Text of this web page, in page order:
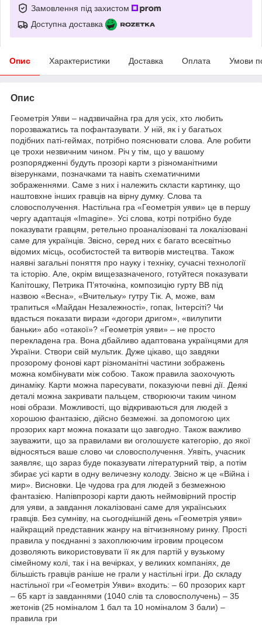
Замовлення під захистом
Доступна доставка
Опис Характеристики Доставка Оплата Умови
Опис
Геометрія Уяви – надзвичайна гра для усіх, хто любить
порозважатись та пофантазувати. У ній, як і у багатьох
подібних паті-геймах, потрібно пояснювати слова. Але робити
це трохи незвичним чином. Річ у тім, що у вашому
розпорядженні будуть прозорі карти з різноманітними
візерунками, позначками та навіть схематичними
зображеннями. Саме з них і належить скласти картинку, що
наштовхне інших гравців на вірну думку. Слова та
словосполучення. Настільна гра «Геометрія уяви» це в першу
чергу адаптація «Imagine». Усі слова, котрі потрібно буде
показувати гравцям, ретельно проаналізовані та локалізовані
саме для українців. Звісно, серед них є багато всесвітньо
відомих місць, особистостей та витворів мистецтва. Також
наявні загальні поняття про науку і техніку, сучасні технології
та історію. Але, окрім вищезазначеного, готуйтеся показувати
Капітошку, Петрика П’яточкіна, композицію гурту ВВ під
назвою «Весна», «Вчительку» гутру Тік. А, може, вам
трапиться «Майдан Незалежності», гопак, Інтерсіті? Чи
вдасться показати вирази «догори дригом», «вилупити
баньки» або «отакої»? «Геометрія уяви» – не просто
перекладена гра. Вона дбайливо адаптована українцями для
України. Створи свій мультик. Дуже цікаво, що завдяки
прозорому фонові карт різноманітні частини зображень
можна комбінувати між собою. Також правила заохочують
динаміку. Карти можна паресувати, показуючи певні дії. Деякі
деталі можна закривати пальцем, створюючи таким чином
нові образи. Можливості, що відкриваються для людей з
хорошою фантазією, дійсно безмежні. за допомогою цих
прозорих карт можна показати що завгодно. Також важливо
зауважити, що за правилами ви оголошуєте категорію, до якої
відносяться ваше слово чи словосполучення. Уявіть, учасник
заявляє, що зараз буде показувати літературний твір, а потім
збирає усі карти в одну величезну колоду. Звісно ж це «Війна і
мир». Висновки. Це чудова гра для людей з безмежною
фантазією. Напівпрозорі карти дають неймовірний простір
для уяви, а завдання локалізовані саме для українських
гравців. Без сумніву, на сьогоднішній день «Геометрія уяви»
найкращий представник жанру на вітчизняному ринку. Прості
правила у поєднанні з захоплюючим ігровим процесом
дозволяють використовувати її як для партій у вузькому
сімейному колі, так і на вечірках, у великих компаніях, де
більшість гравців раніше не грали у настільні ігри. До складу
настільної гри «Геометрія Уяви» входить: – 60 прозорих карт
– 65 карт із завданнями (1040 слів та словосполучень) – 35
жетонів (25 номіналом 1 бал та 10 номіналом 3 бали) –
правила гри